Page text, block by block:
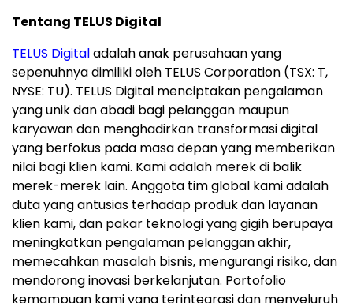
Tentang TELUS Digital
TELUS Digitaladalah anak perusahaan yang
sepenuhnya dimiliki oleh TELUS Corporation (TSX: T,
NYSE: TU). TELUS Digital menciptakan pengalaman
yang unik dan abadi bagi pelanggan maupun
karyawan dan menghadirkan transformasi digital
yang berfokus pada masa depan yang memberikan
nilai bagi klien kami. Kami adalah merek di balik
merek-merek lain. Anggota tim global kami adalah
duta yang antusias terhadap produk dan layanan
klien kami, dan pakar teknologi yang gigih berupaya
meningkatkan pengalaman pelanggan akhir,
memecahkan masalah bisnis, mengurangi risiko, dan
mendorong inovasi berkelanjutan. Portofolio
kemampuan kami yang terintegrasi dan menyeluruh